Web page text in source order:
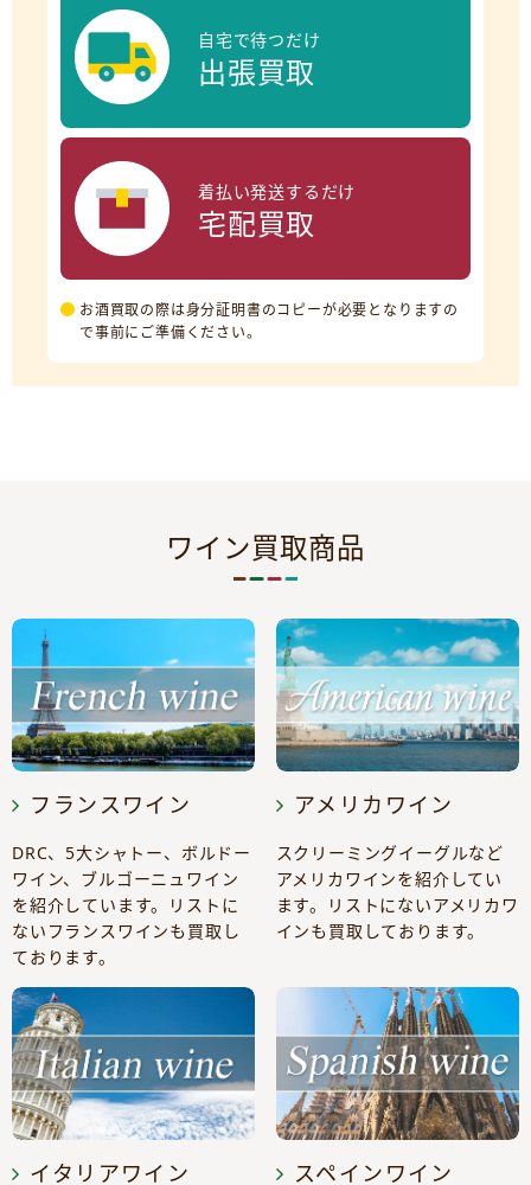
自宅で待つだけ
出張買取
着払い発送するだけ
宅配買取
お酒買取の際は身分証明書のコピーが必要となりますの
で事前にご準備ください。
ワイン買取商品
フランスワイン
DRC、5大シャトー、ボルドー
ワイン、ブルゴーニュワイン
を紹介しています。リストに
ないフランスワインも買取し
ております。
アメリカワイン
スクリーミングイーグルなど
アメリカワインを紹介してい
ます。リストにないアメリカワ
インも買取しております。
イタリアワイン スペインワイン